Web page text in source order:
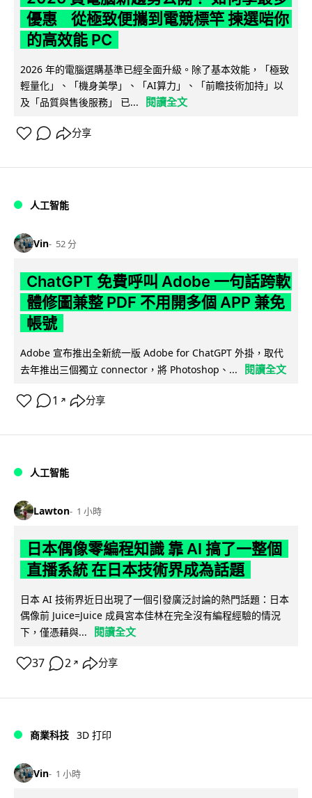
優惠 從極致便攜到電競標竿 揀選啱你
的高效能 PC
2026 年的電腦選購基準已經全面升級。除了基本效能，「極致
輕量化」、「機身美學」、「AI算力」、「前瞻技術加持」以
及「品質與售後服務」 已...
閱讀全文
分享
人工智能
Vin 52 分
ChatGPT 免費呼叫 Adobe 一句話跨軟
體修圖兼整 PDF 不用開多個 APP 兼免
帳號
Adobe 宣布推出全新統一版 Adobe for ChatGPT 外掛，取代
去年推出三個獨立 connector，將 Photoshop、...
閱讀全文
1 ↗ 分享
人工智能
Lawton 1 小時
日本偶像零編程知識 靠 AI 搞了一整個
直播系統 在日本技術界成為話題
日本 AI 技術界近日出現了一個引發廣泛討論的熱門話題：日本
偶像前 Juice=Juice 成員宮本佳林在完全沒有編程經驗的情況
下，僅憑藉與...
閱讀全文
37 2 ↗ 分享
商業科技 3D 打印
Vin 1 小時